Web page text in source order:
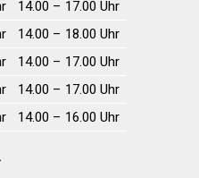
14.00 – 17.00 Uhr
14.00 – 18.00 Uhr
14.00 – 17.00 Uhr
14.00 – 17.00 Uhr
14.00 – 16.00 Uhr